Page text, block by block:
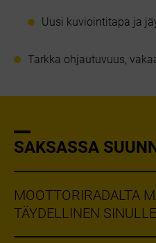
Uusi kuviointitapa ja
Tarkka ohjautuvuus,
SAKSASSA
MOOTTORIRADALTA
TÄYDELLINEN